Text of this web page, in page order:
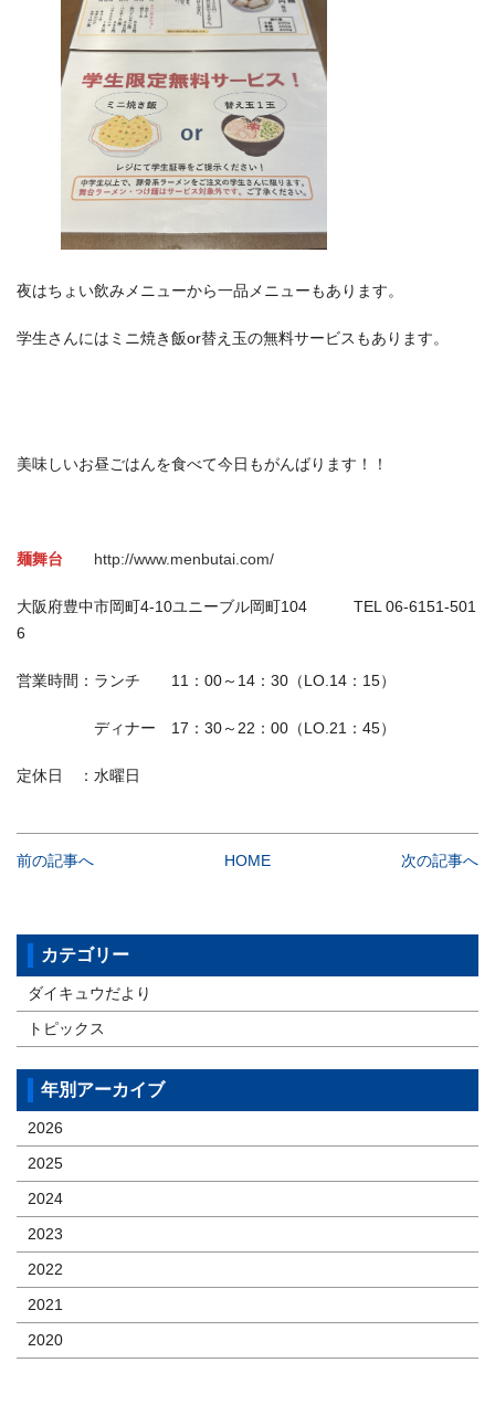
夜はちょい飲みメニューから一品メニューもあります。
学生さんにはミニ焼き飯or替え玉の無料サービスもあります。
美味しいお昼ごはんを食べて今日もがんばります！！
麺舞台 http://www.menbutai.com/
大阪府豊中市岡町4-10ユニーブル岡町104 TEL 06-6151-501
6
営業時間：ランチ 11：00～14：30（LO.14：15）
ディナー 17：30～22：00（LO.21：45）
定休日 ：水曜日
前の記事へ HOME 次の記事へ
カテゴリー
ダイキュウだより
トピックス
年別アーカイブ
2026
2025
2024
2023
2022
2021
2020